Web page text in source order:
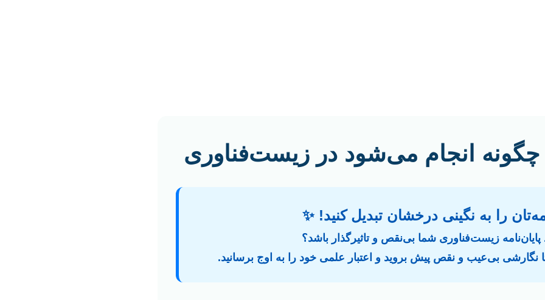
چگونه انجام می‌شود در زیست‌فناوری
را به نگینی درخشان تبدیل کنید! ✨
پایان‌نامه زیست‌فناوری شما بی‌نقص و تاثیرگذار باشد؟
تا نگارشی بی‌عیب و نقص پیش بروید و اعتبار علمی خود را به اوج برسانید.